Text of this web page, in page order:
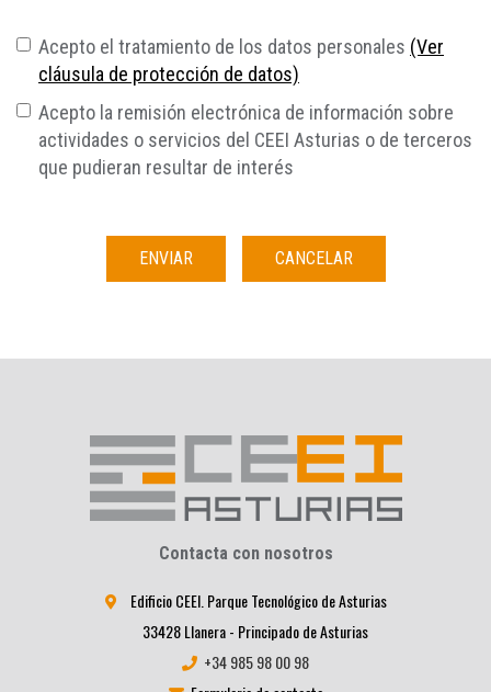
Acepto el tratamiento de los datos personales (Ver
cláusula de protección de datos)
Acepto la remisión electrónica de información sobre
actividades o servicios del CEEI Asturias o de terceros
que pudieran resultar de interés
ENVIAR CANCELAR
Contacta con nosotros
Edificio CEEI. Parque Tecnológico de Asturias
33428 Llanera - Principado de Asturias
+34 985 98 00 98